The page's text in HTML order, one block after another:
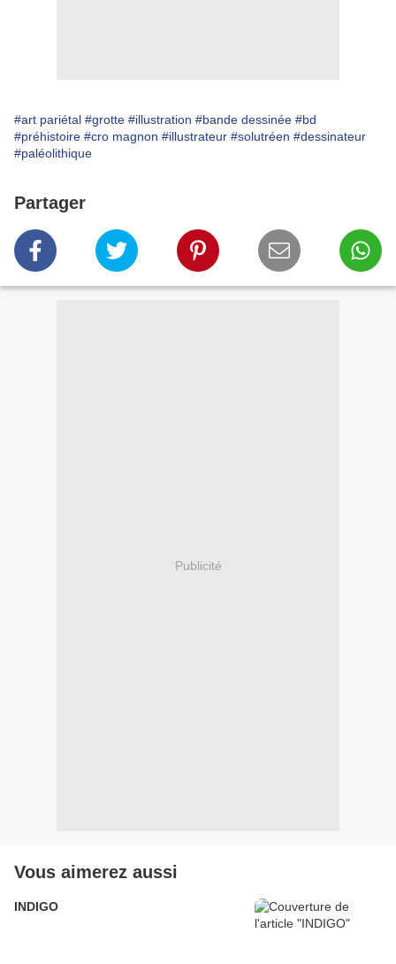
#art pariétal #grotte #illustration #bande dessinée #bd
#préhistoire #cro magnon #illustrateur #solutréen #dessinateur
#paléolithique
Partager
Publicité
Vous aimerez aussi
INDIGO